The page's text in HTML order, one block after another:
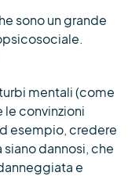
sono un grande
mentali (come
le convinzioni
esempio, credere
dannosi, che
e